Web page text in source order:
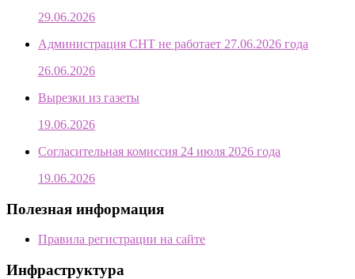
29.06.2026
Администрация СНТ не работает 27.06.2026 года
26.06.2026
Вырезки из газеты
19.06.2026
Согласительная комиссия 24 июля 2026 года
19.06.2026
Полезная информация
Правила регистрации на сайте
Инфраструктура